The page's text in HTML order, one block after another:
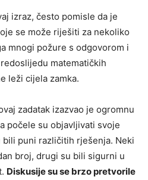
izraz, često pomisle da je
se može riješiti za nekoliko
mnogi požure s odgovorom i
matematičkih
leži cijela zamka.
zadatak izazvao je ogromnu
počele su objavljivati svoje
puni različitih rješenja. Neki
broj, drugi su bili sigurni u
Diskusije su se brzo pretvorile